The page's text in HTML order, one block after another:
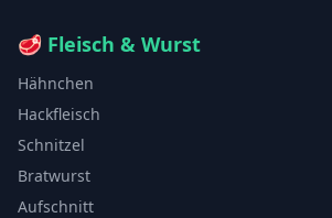
🥩 Fleisch & Wurst
Hähnchen
Hackfleisch
Schnitzel
Bratwurst
Aufschnitt